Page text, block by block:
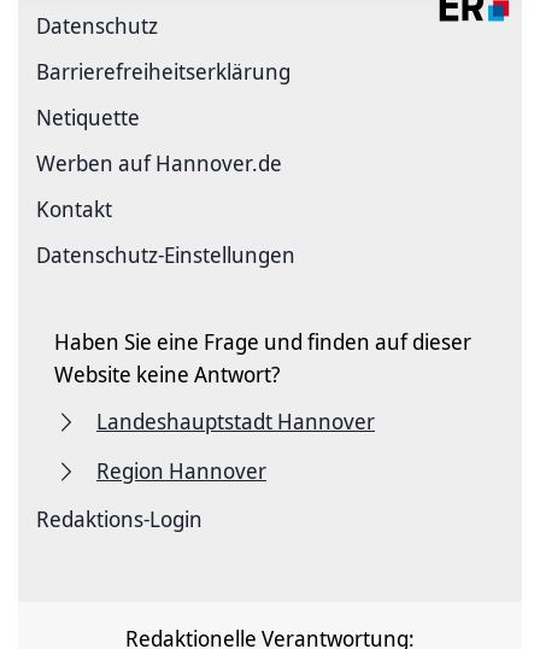
Datenschutz
Barriere­freiheits­erklärung
Netiquette
Werben auf Hannover.de
Kontakt
Datenschutz-Einstellungen
Haben Sie eine Frage und finden auf dieser
Website keine Antwort?
Landeshauptstadt Hannover
Region Hannover
Redaktions-Login
Redaktionelle Verantwortung: